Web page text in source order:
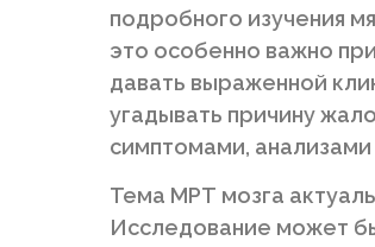
подробного изучения
это особенно важно
давать выраженной
угадывать причину
симптомами,
Тема МРТ мозга
Исследование может